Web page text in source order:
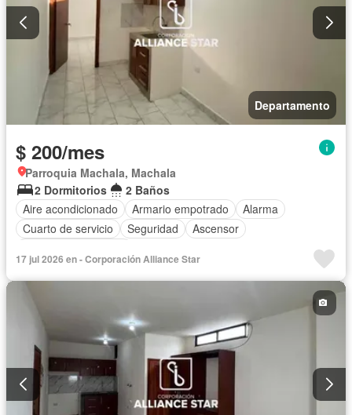
Departamento
$ 200/mes
Parroquia Machala, Machala
2 Dormitorios
2 Baños
Aire acondicionado
Armario empotrado
Alarma
Cuarto de servicio
Seguridad
Ascensor
Acceso para personas con discapacidad
17 jul 2026 en - Corporación Alliance Star